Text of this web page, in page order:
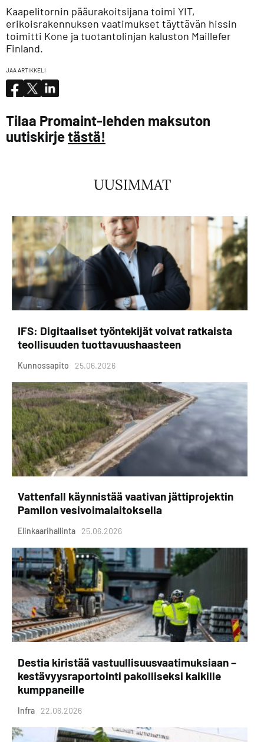
Kaapelitornin pääurakoitsijana toimi YIT,
erikoisrakennuksen vaatimukset täyttävän hissin
toimitti Kone ja tuotantolinjan kaluston Maillefer
Finland.
JAA ARTIKKELI
Tilaa Promaint-lehden maksuton
uutiskirjetästä!
UUSIMMAT
IFS: Digitaaliset työntekijät voivat ratkaista
teollisuuden tuottavuushaasteen
Kunnossapito 25.06.2026
Vattenfall käynnistää vaativan jättiprojektin
Pamilon vesivoimalaitoksella
Elinkaarihallinta 25.06.2026
Destia kiristää vastuullisuusvaatimuksiaan –
kestävyysraportointi pakolliseksi kaikille
kumppaneille
Infra 22.06.2026